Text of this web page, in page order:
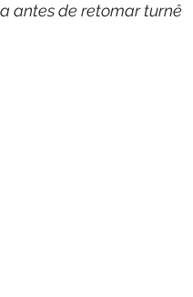
antes de retomar turnê